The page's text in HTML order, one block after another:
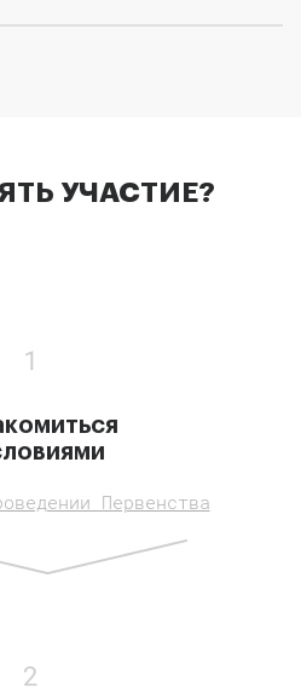
УЧАСТИЕ?
Первенства